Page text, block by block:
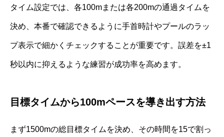
タイム設定では、各100mまたは各200mの通過タイムを
決め、本番で確認できるように手首時計やプールのラッ
プ表示で細かくチェックすることが重要です。誤差を±1
秒以内に抑えるような練習が成功率を高めます。
目標タイムから100mペースを導き出す方法
まず1500mの総目標タイムを決め、その時間を15で割っ